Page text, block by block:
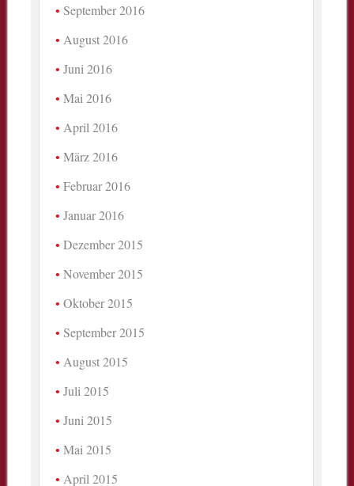
September 2016
August 2016
Juni 2016
Mai 2016
April 2016
März 2016
Februar 2016
Januar 2016
Dezember 2015
November 2015
Oktober 2015
September 2015
August 2015
Juli 2015
Juni 2015
Mai 2015
April 2015